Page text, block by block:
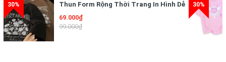
Thun Form Rộng Thời Trang In Hình Dễ
Thương Freesize
69.000₫
99.000₫